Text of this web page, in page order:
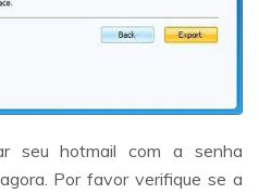
seu hotmail com a senha
Por favor verifique se a